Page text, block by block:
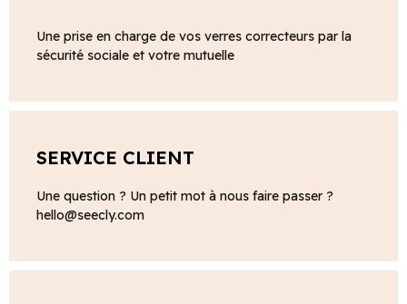
Une prise en charge de vos verres correcteurs par la
sécurité sociale et votre mutuelle
SERVICE CLIENT
Une question ? Un petit mot à nous faire passer ?
hello@seecly.com